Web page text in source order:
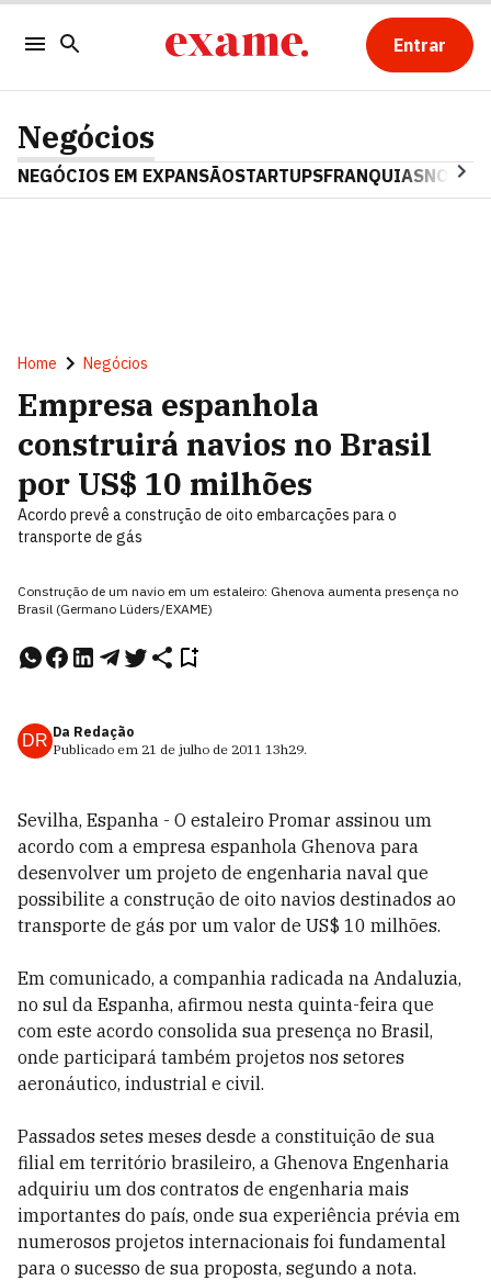
Entrar
Negócios
NEGÓCIOS EM EXPANSÃOSTARTUPSFRANQUIAS
Home Negócios
Empresa espanhola
construirá navios no Brasil
por US$ 10 milhões
Acordo prevê a construção de oito embarcações para o
transporte de gás
Construção de um navio em um estaleiro: Ghenova aumenta presença no
Brasil (Germano Lüders/EXAME)
DR Da Redação
Publicado em 21 de julho de 2011 13h29.
Sevilha, Espanha - O estaleiro Promar assinou um
acordo com a empresa espanhola Ghenova para
desenvolver um projeto de engenharia naval que
possibilite a construção de oito navios destinados ao
transporte de gás por um valor de US$ 10 milhões.
Em comunicado, a companhia radicada na Andaluzia,
no sul da Espanha, afirmou nesta quinta-feira que
com este acordo consolida sua presença no Brasil,
onde participará também projetos nos setores
aeronáutico, industrial e civil.
Passados setes meses desde a constituição de sua
filial em território brasileiro, a Ghenova Engenharia
adquiriu um dos contratos de engenharia mais
importantes do país, onde sua experiência prévia em
numerosos projetos internacionais foi fundamental
para o sucesso de sua proposta, segundo a nota.